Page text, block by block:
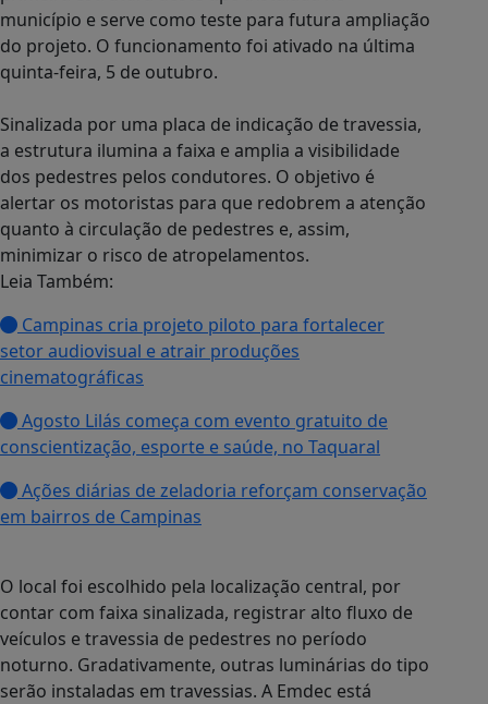
município e serve como teste para futura ampliação
do projeto. O funcionamento foi ativado na última
quinta-feira, 5 de outubro.
Sinalizada por uma placa de indicação de travessia,
a estrutura ilumina a faixa e amplia a visibilidade
dos pedestres pelos condutores. O objetivo é
alertar os motoristas para que redobrem a atenção
quanto à circulação de pedestres e, assim,
minimizar o risco de atropelamentos.
Leia Também:
Campinas cria projeto piloto para fortalecer
setor audiovisual e atrair produções
cinematográficas
Agosto Lilás começa com evento gratuito de
conscientização, esporte e saúde, no Taquaral
Ações diárias de zeladoria reforçam conservação
em bairros de Campinas
O local foi escolhido pela localização central, por
contar com faixa sinalizada, registrar alto fluxo de
veículos e travessia de pedestres no período
noturno. Gradativamente, outras luminárias do tipo
serão instaladas em travessias. A Emdec está